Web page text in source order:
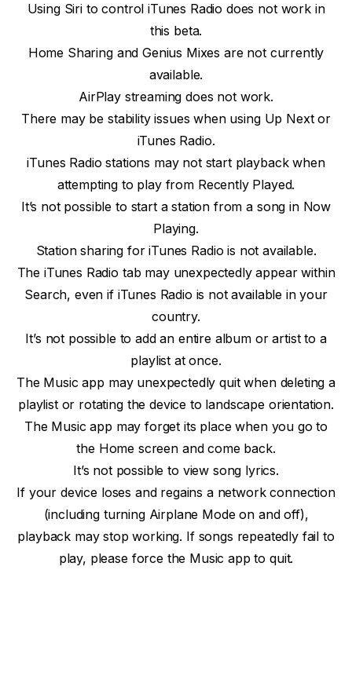
Using Siri to control iTunes Radio does not work in
this beta.
Home Sharing and Genius Mixes are not currently
available.
AirPlay streaming does not work.
There may be stability issues when using Up Next or
iTunes Radio.
iTunes Radio stations may not start playback when
attempting to play from Recently Played.
It’s not possible to start a station from a song in Now
Playing.
Station sharing for iTunes Radio is not available.
The iTunes Radio tab may unexpectedly appear within
Search, even if iTunes Radio is not available in your
country.
It’s not possible to add an entire album or artist to a
playlist at once.
The Music app may unexpectedly quit when deleting a
playlist or rotating the device to landscape orientation.
The Music app may forget its place when you go to
the Home screen and come back.
It’s not possible to view song lyrics.
If your device loses and regains a network connection
(including turning Airplane Mode on and off),
playback may stop working. If songs repeatedly fail to
play, please force the Music app to quit.